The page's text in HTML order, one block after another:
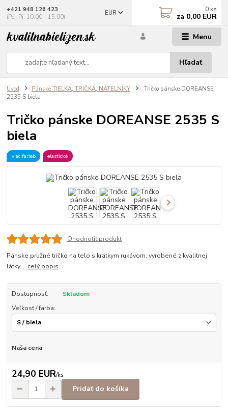
Menu
EUR
Hľadať
+421 948 126 423
(Po.-Pi. 10.00 - 15.00)
0 ks
za 0,00 EUR
Úvod Pánske TIELKÁ, TRIČKÁ, NÁTELNÍKY
Tričko pánske DOREANSE
2535 S biela
Tričko pánske DOREANSE 2535 S
biela
viac farieb elastické
Ohodnotiť produkt
Pánske pružné tričko na telo s krátkym rukávom, vyrobené z kvalitnej
látky.... celý popis
Dostupnosť:
Skladom
Veľkosť / farba:
Naša cena
24,90 EUR/ks
Pridať do košíka